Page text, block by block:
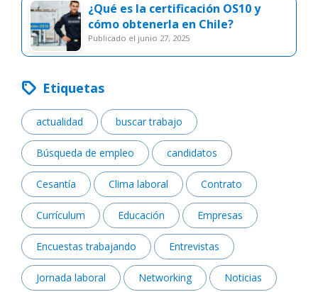
¿Qué es la certificación OS10 y
cómo obtenerla en Chile?
publicado el junio 27, 2025
Etiquetas
actualidad buscar trabajo
Búsqueda de empleo candidatos
Cesantía Clima laboral Contrato
Currículum Educación Empresas
Encuestas trabajando Entrevistas
Jornada laboral Networking Noticias